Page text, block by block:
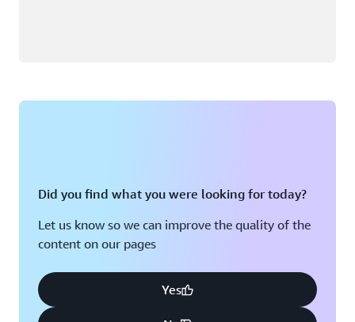
Did you find what you were looking for today?
Let us know so we can improve the quality of the
content on our pages
Yes